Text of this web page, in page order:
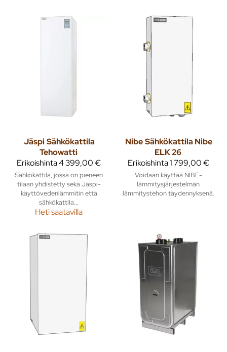
JäspiSähkökattila
Tehowatti
Erikoishinta4 399,00 €
Sähkökattila, jossa on pieneen
tilaan yhdistetty sekä Jäspi-
käyttövedenlämmitin että
sähkökattila...
Heti saatavilla
NibeSähkökattila Nibe
ELK 26
Erikoishinta1 799,00 €
Voidaan käyttää NIBE-
lämmitysjärjestelmän
lämmitystehon täydennyksenä.